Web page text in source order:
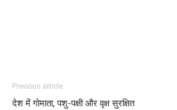
Previous article
देश में गोमाता, पशु-पक्षी और वृक्ष सुरक्षित